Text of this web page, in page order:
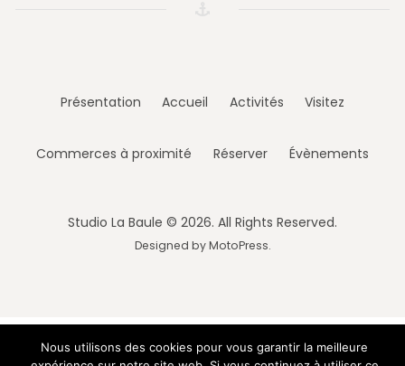
Présentation Accueil Activités Visitez
Commerces à proximité Réserver Évènements
Studio La Baule © 2026. All Rights Reserved.
Designed byMotoPress.
Nous utilisons des cookies pour vous garantir la meilleure